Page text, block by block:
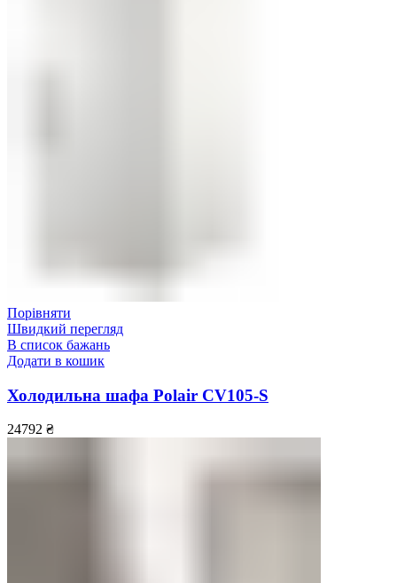
Порівняти
Швидкий перегляд
В список бажань
Додати в кошик
Холодильна шафа Polair CV105-S
24792 ₴